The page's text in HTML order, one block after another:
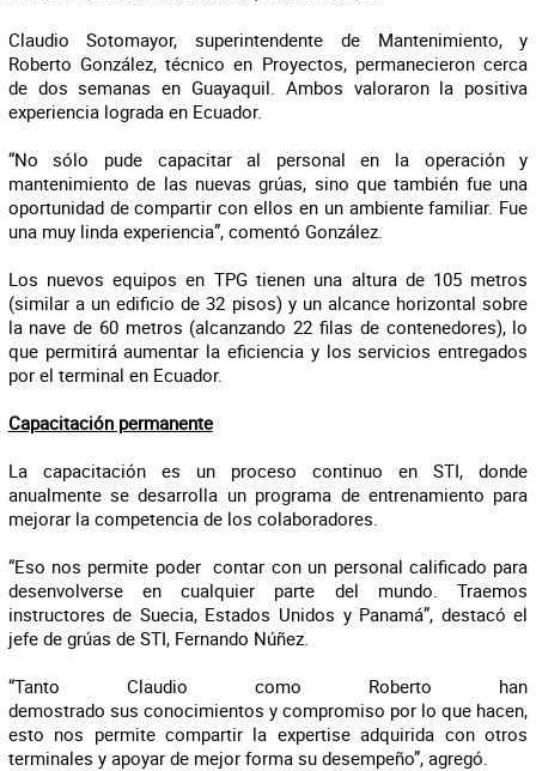
Claudio Sotomayor, superintendente de Mantenimiento, y
Roberto González, técnico en Proyectos, permanecieron cerca
de dos semanas en Guayaquil. Ambos valoraron la positiva
experiencia lograda en Ecuador.
“No sólo pude capacitar al personal en la operación y
mantenimiento de las nuevas grúas, sino que también fue una
oportunidad de compartir con ellos en un ambiente familiar. Fue
una muy linda experiencia”, comentó González.
Los nuevos equipos en TPG tienen una altura de 105 metros
(similar a un edificio de 32 pisos) y un alcance horizontal sobre
la nave de 60 metros (alcanzando 22 filas de contenedores), lo
que permitirá aumentar la eficiencia y los servicios entregados
por el terminal en Ecuador.
Capacitación permanente
La capacitación es un proceso continuo en STI, donde
anualmente se desarrolla un programa de entrenamiento para
mejorar la competencia de los colaboradores.
“Eso nos permite poder contar con un personal calificado para
desenvolverse en cualquier parte del mundo. Traemos
instructores de Suecia, Estados Unidos y Panamá”, destacó el
jefe de grúas de STI, Fernando Núñez.
“Tanto Claudio como Roberto han
demostrado sus conocimientos y compromiso por lo que hacen,
esto nos permite compartir la expertise adquirida con otros
terminales y apoyar de mejor forma su desempeño”, agregó.